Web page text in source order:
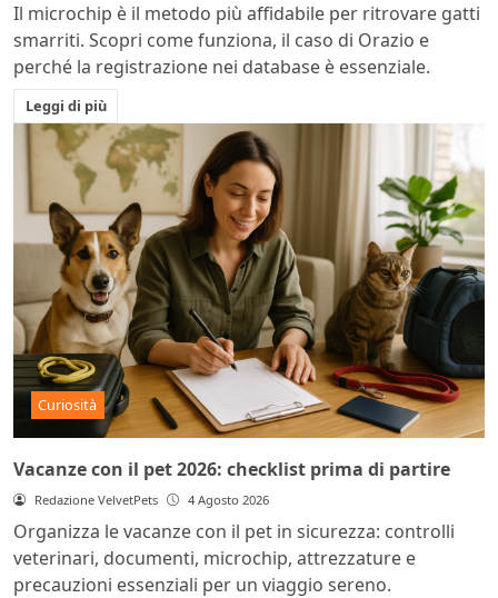
Il microchip è il metodo più affidabile per ritrovare gatti
smarriti. Scopri come funziona, il caso di Orazio e
perché la registrazione nei database è essenziale.
Leggi di più
Curiosità
Vacanze con il pet 2026: checklist prima di partire
Redazione VelvetPets 4 Agosto 2026
Organizza le vacanze con il pet in sicurezza: controlli
veterinari, documenti, microchip, attrezzature e
precauzioni essenziali per un viaggio sereno.